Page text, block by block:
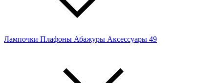
Лампочки Плафоны Абажуры Аксессуары 49